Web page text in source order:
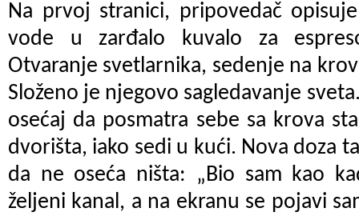
Na prvoj stranici, pripovedač
vode u zarđalo kuvalo za
Otvaranje svetlarnika, sedenje na
Složeno je njegovo sagledavanje
osećaj da posmatra sebe sa krova
dvorišta, iako sedi u kući. Nova doza
da ne oseća ništa: „Bio sam kao
željeni kanal, a na ekranu se pojavi